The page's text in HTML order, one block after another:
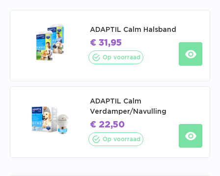
ADAPTIL Calm Halsband
€ 31,95
Op voorraad
ADAPTIL Calm
Verdamper/Navulling
€ 22,50
Op voorraad